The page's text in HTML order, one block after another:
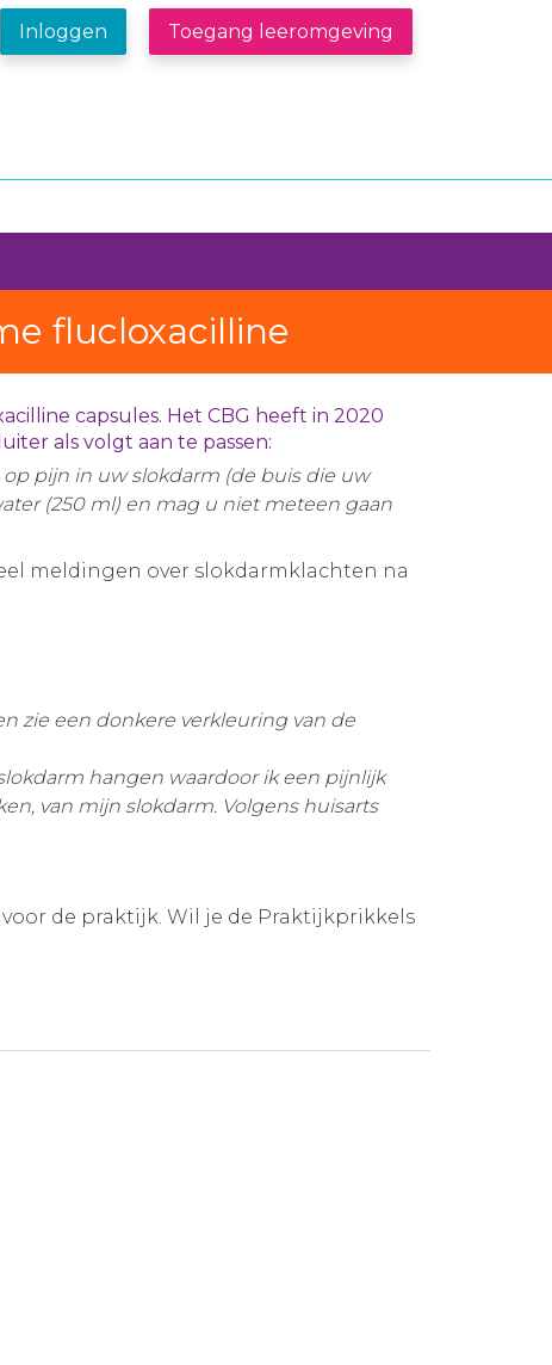
Inloggen Toegang leeromgeving
flucloxacilline
capsules. Het CBG heeft in 2020
als volgt aan te passen:
pijn in uw slokdarm (de buis die uw
(250 ml) en mag u niet meteen gaan
meldingen over slokdarmklachten na
zie een donkere verkleuring van de
hangen waardoor ik een pijnlijk
van mijn slokdarm. Volgens huisarts
de praktijk. Wil je de Praktijkprikkels